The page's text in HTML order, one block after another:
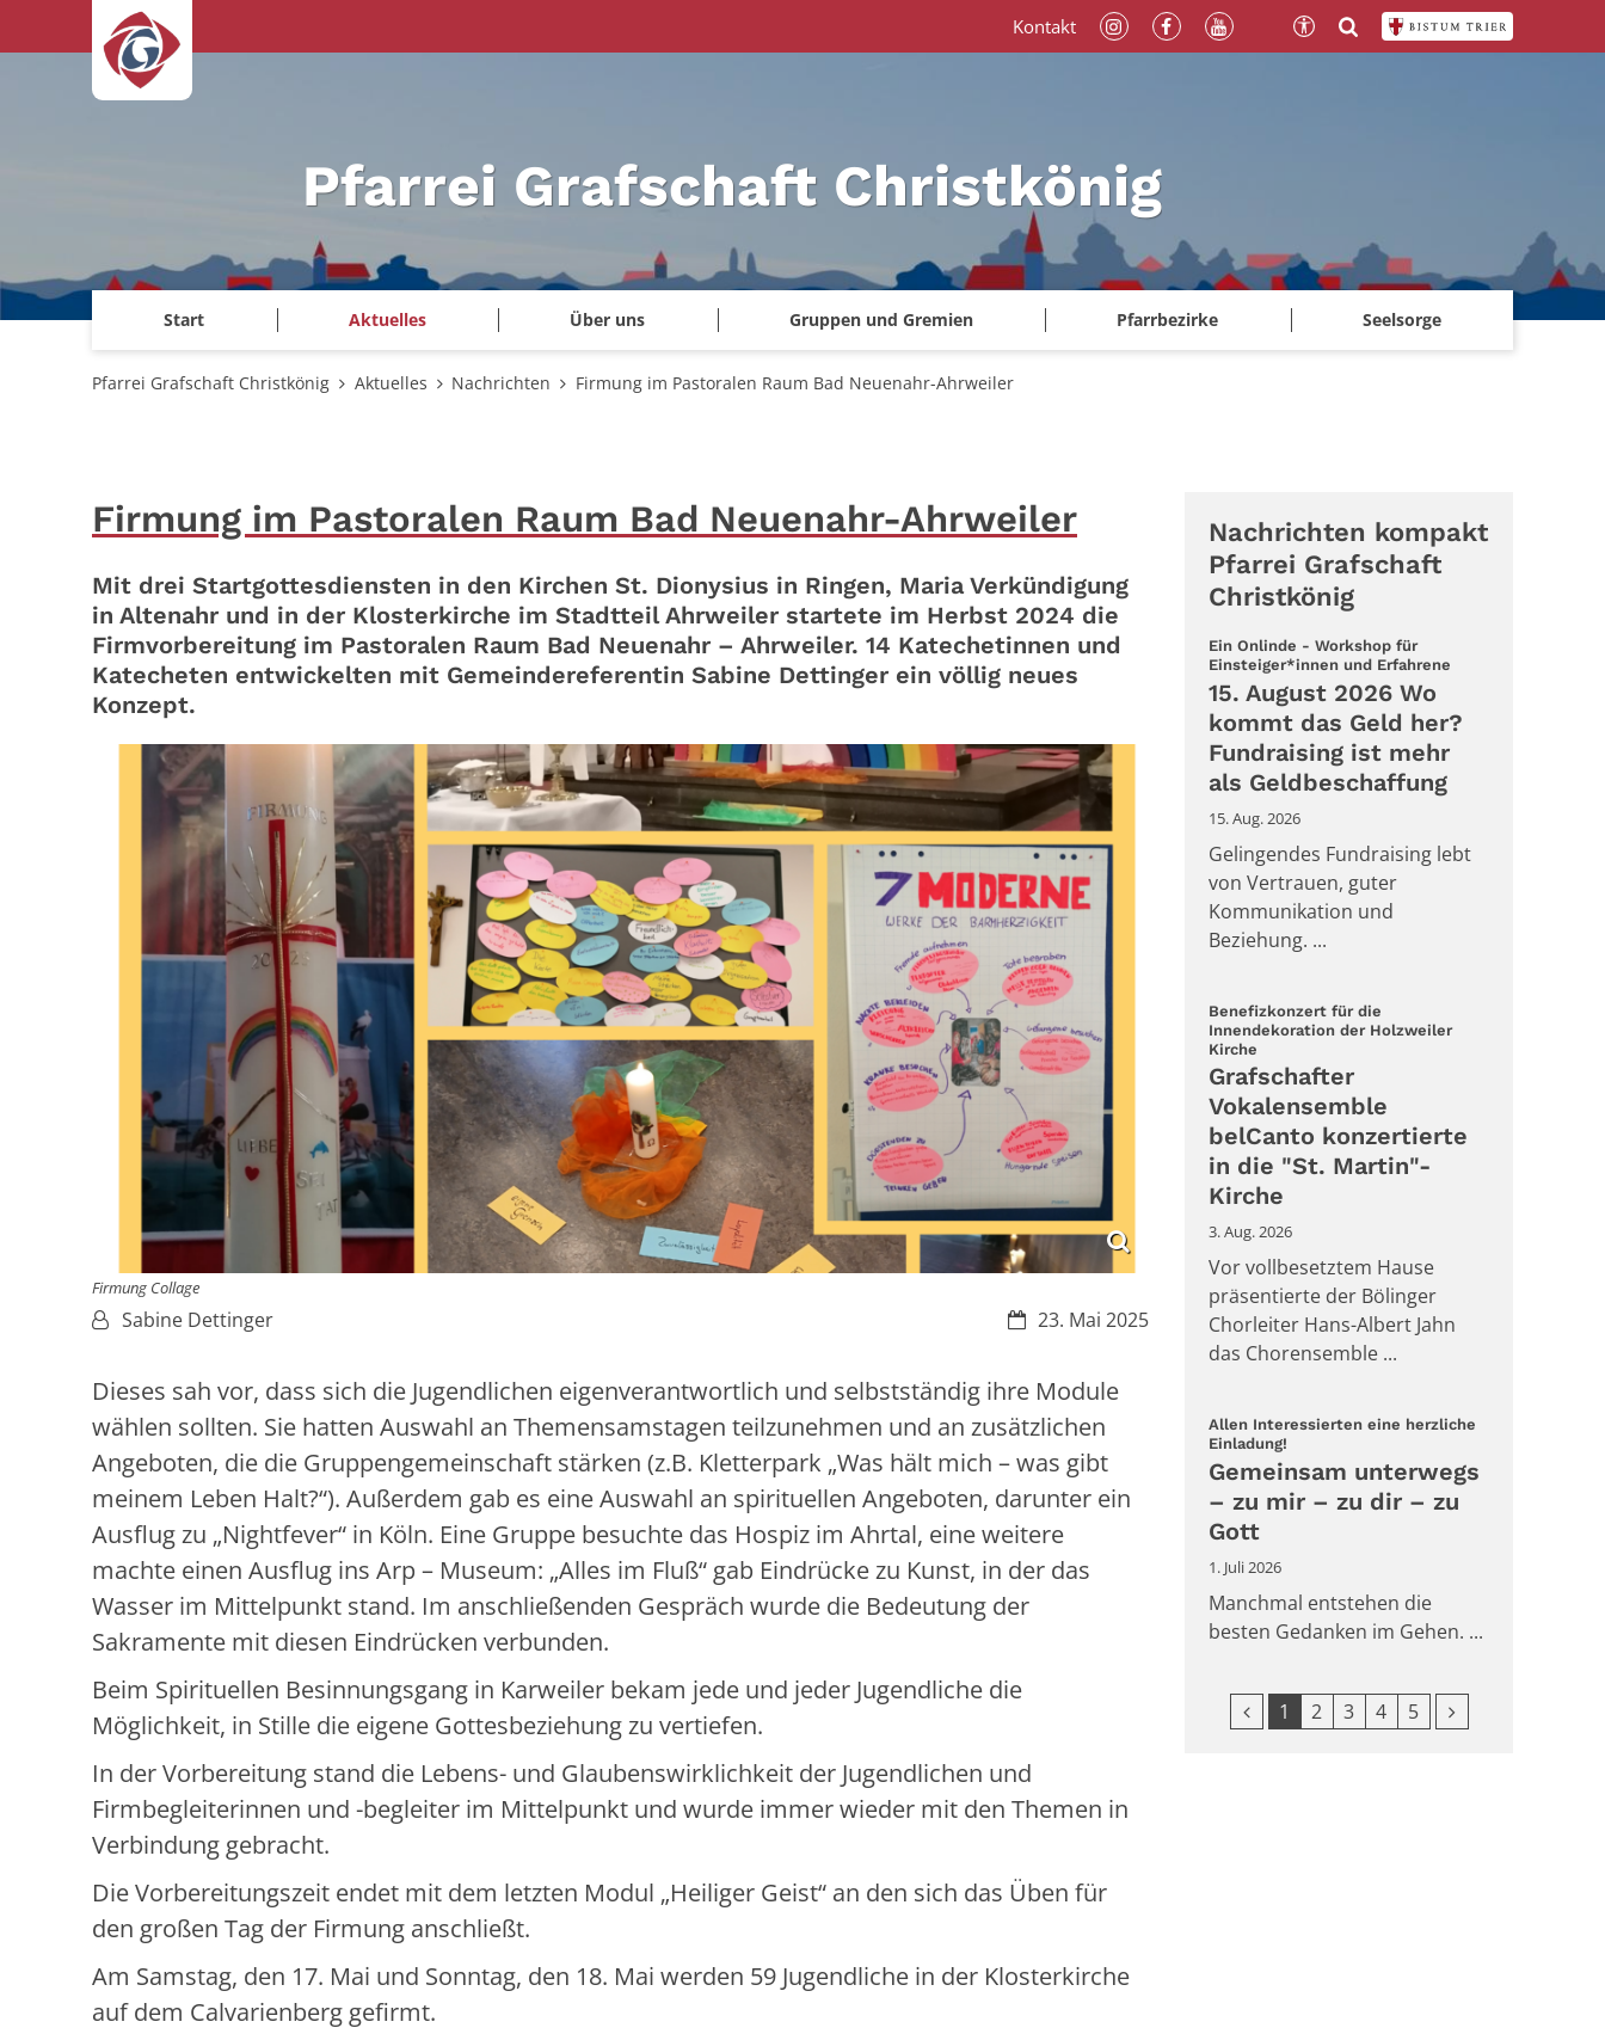
Zum Inhalt springen
Pfarrei Grafschaft Christkönig
Start Aktuelles Über uns Gruppen und Gremien Pfarrbezirke Seelsorge
Kontakt
Pfarrei Grafschaft Christkönig Aktuelles Nachrichten Firmung im Pastoralen Raum Bad Neuenahr-Ahrweiler
Firmung im Pastoralen Raum Bad Neuenahr-Ahrweiler
Mit drei Startgottesdiensten in den Kirchen St. Dionysius in Ringen, Maria Verkündigung
in Altenahr und in der Klosterkirche im Stadtteil Ahrweiler startete im Herbst 2024 die
Firmvorbereitung im Pastoralen Raum Bad Neuenahr – Ahrweiler. 14 Katechetinnen und
Katecheten entwickelten mit Gemeindereferentin Sabine Dettinger ein völlig neues
Konzept.
Firmung Collage
Datum:
23. Mai 2025
Von:Sabine Dettinger
Dieses sah vor, dass sich die Jugendlichen eigenverantwortlich und selbstständig ihre Module
wählen sollten. Sie hatten Auswahl an Themensamstagen teilzunehmen und an zusätzlichen
Angeboten, die die Gruppengemeinschaft stärken (z.B. Kletterpark „Was hält mich – was gibt
meinem Leben Halt?“). Außerdem gab es eine Auswahl an spirituellen Angeboten, darunter ein
Ausflug zu „Nightfever“ in Köln. Eine Gruppe besuchte das Hospiz im Ahrtal, eine weitere
machte einen Ausflug ins Arp – Museum: „Alles im Fluß“ gab Eindrücke zu Kunst, in der das
Wasser im Mittelpunkt stand. Im anschließenden Gespräch wurde die Bedeutung der
Sakramente mit diesen Eindrücken verbunden.
Beim Spirituellen Besinnungsgang in Karweiler bekam jede und jeder Jugendliche die
Möglichkeit, in Stille die eigene Gottesbeziehung zu vertiefen.
In der Vorbereitung stand die Lebens- und Glaubenswirklichkeit der Jugendlichen und
Firmbegleiterinnen und -begleiter im Mittelpunkt und wurde immer wieder mit den Themen in
Verbindung gebracht.
Die Vorbereitungszeit endet mit dem letzten Modul „Heiliger Geist“ an den sich das Üben für
den großen Tag der Firmung anschließt.
Am Samstag, den 17. Mai und Sonntag, den 18. Mai werden 59 Jugendliche in der Klosterkirche
auf dem Calvarienberg gefirmt.
Nachrichten kompakt
Pfarrei Grafschaft
Christkönig
Ein Onlinde - Workshop für
Einsteiger*innen und Erfahrene
15. August 2026 Wo
kommt das Geld her?
Fundraising ist mehr
als Geldbeschaffung
15. Aug. 2026
Gelingendes Fundraising lebt
von Vertrauen, guter
Kommunikation und
Beziehung. ...
Benefizkonzert für die
Innendekoration der Holzweiler
Kirche
Grafschafter
Vokalensemble
belCanto konzertierte
in die "St. Martin"-
Kirche
3. Aug. 2026
Vor vollbesetztem Hause
präsentierte der Bölinger
Chorleiter Hans-Albert Jahn
das Chorensemble ...
Allen Interessierten eine herzliche
Einladung!
Gemeinsam unterwegs
– zu mir – zu dir – zu
Gott
1. Juli 2026
Manchmal entstehen die
besten Gedanken im Gehen. ...
Vorherige Seite
1 2 3 4 5 Nächste Seite